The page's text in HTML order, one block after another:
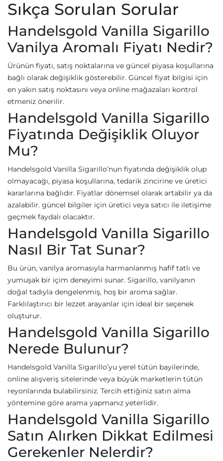
Sıkça Sorulan Sorular
Handelsgold Vanilla Sigarillo
Vanilya Aromalı Fiyatı Nedir?
Ürünün fiyatı, satış noktalarına ve güncel piyasa koşullarına
bağlı olarak değişiklik gösterebilir. Güncel fiyat bilgisi için
en yakın satış noktasını veya online mağazaları kontrol
etmeniz önerilir.
Handelsgold Vanilla Sigarillo
Fiyatında Değişiklik Oluyor
Mu?
Handelsgold Vanilla Sigarillo’nun fiyatında değişiklik olup
olmayacağı, piyasa koşullarına, tedarik zincirine ve üretici
kararlarına bağlıdır. Fiyatlar dönemsel olarak artabilir ya da
azalabilir. güncel bilgiler için üretici veya satıcı ile iletişime
geçmek faydalı olacaktır.
Handelsgold Vanilla Sigarillo
Nasıl Bir Tat Sunar?
Bu ürün, vanilya aromasıyla harmanlanmış hafif tatlı ve
yumuşak bir içim deneyimi sunar. Sigarillo, vanilyanın
doğal tadıyla dengelenmiş, hoş bir aroma sağlar.
Farklılaştırıcı bir lezzet arayanlar için ideal bir seçenek
oluşturur.
Handelsgold Vanilla Sigarillo
Nerede Bulunur?
Handelsgold Vanilla Sigarillo’yu yerel tütün bayilerinde,
online alışveriş sitelerinde veya büyük marketlerin tütün
reyonlarında bulabilirsiniz. Tercih ettiğiniz satın alma
yöntemine göre arama yapmanız yeterlidir.
Handelsgold Vanilla Sigarillo
Satın Alırken Dikkat Edilmesi
Gerekenler Nelerdir?